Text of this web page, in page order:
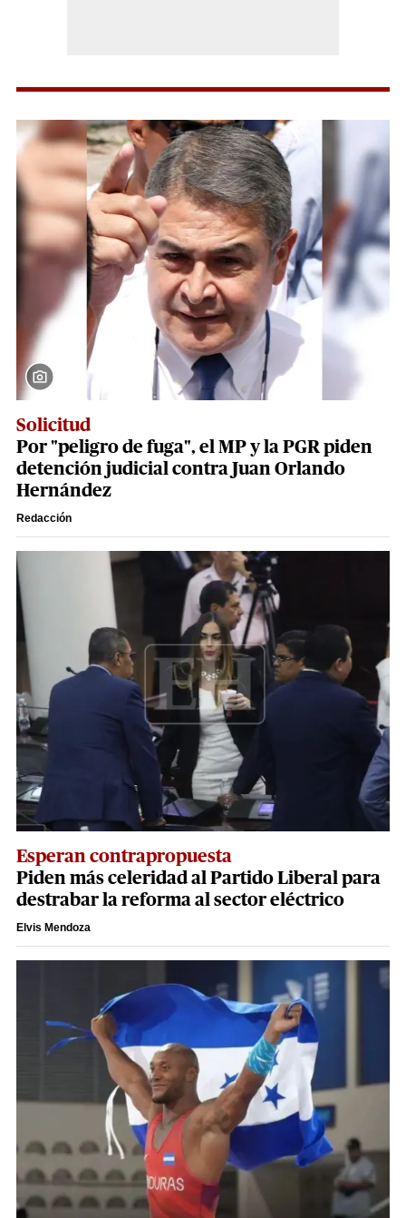
Solicitud
Por "peligro de fuga", el MP y la PGR piden
detención judicial contra Juan Orlando
Hernández
Redacción
Esperan contrapropuesta
Piden más celeridad al Partido Liberal para
destrabar la reforma al sector eléctrico
Elvis Mendoza